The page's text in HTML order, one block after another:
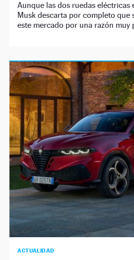
Aunque las dos ruedas eléctricas
Musk descarta por completo que
este mercado por una razón muy
ACTUALIDAD